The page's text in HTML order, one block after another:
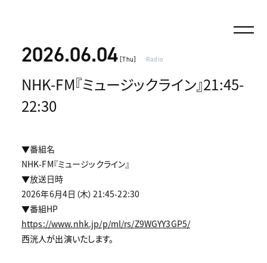
2026.06.04 [Thu] Radio
NHK-FM『ミュージックライン』21:45-
22:30
▼番組名
NHK-FM『ミュージックライン』
▼放送日時
2026年6月4日（木）21:45-22:30
▼番組HP
https://www.nhk.jp/p/ml/rs/Z9WGYY3GP5/
西洸人が出演いたします。